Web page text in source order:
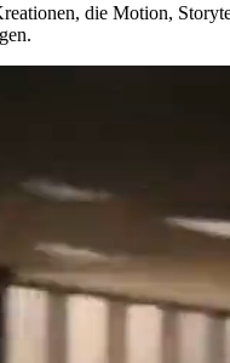
die Motion,